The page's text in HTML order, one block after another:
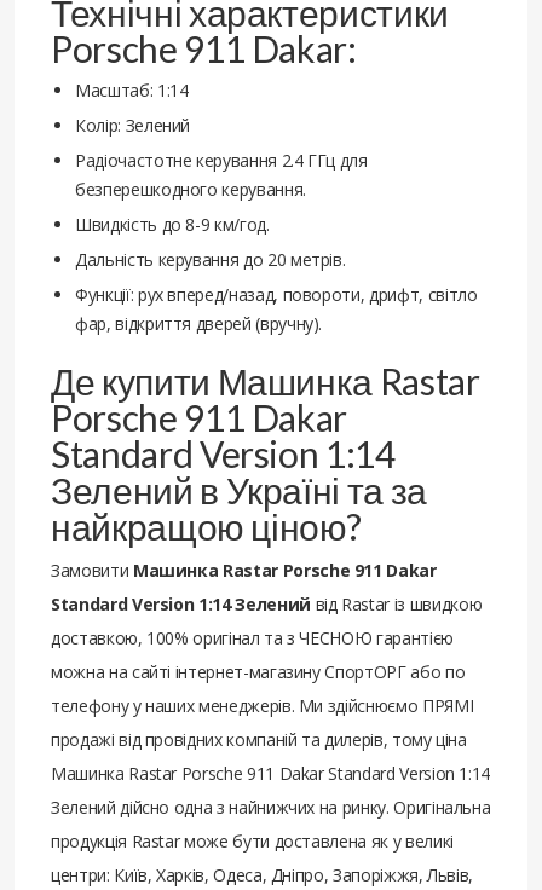
Технічні характеристики
Porsche 911 Dakar:
Масштаб: 1:14
Колір: Зелений
Радіочастотне керування 2.4 ГГц для
безперешкодного керування.
Швидкість до 8-9 км/год.
Дальність керування до 20 метрів.
Функції: рух вперед/назад, повороти, дрифт, світло
фар, відкриття дверей (вручну).
Де купити Машинка Rastar
Porsche 911 Dakar
Standard Version 1:14
Зелений в Україні та за
найкращою ціною?
Замовити Машинка Rastar Porsche 911 Dakar
Standard Version 1:14 Зелений від Rastar із швидкою
доставкою, 100% оригінал та з ЧЕСНОЮ гарантією
можна на сайті інтернет-магазину СпортОРГ або по
телефону у наших менеджерів. Ми здійснюємо ПРЯМІ
продажі від провідних компаній та дилерів, тому ціна
Машинка Rastar Porsche 911 Dakar Standard Version 1:14
Зелений дійсно одна з найнижчих на ринку. Оригінальна
продукція Rastar може бути доставлена ​​як у великі
центри: Київ, Харків, Одеса, Дніпро, Запоріжжя, Львів,